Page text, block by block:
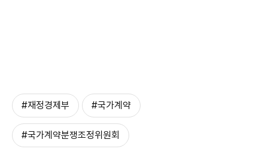
#재정경제부 #국가계약
#국가계약분쟁조정위원회